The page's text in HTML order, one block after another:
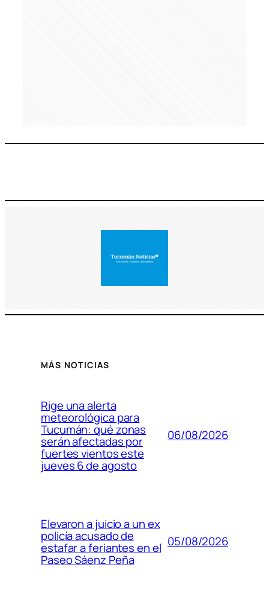
MÁS NOTICIAS
Rige una alerta
meteorológica para
Tucumán: qué zonas
serán afectadas por
fuertes vientos este
jueves 6 de agosto
06/08/2026
Elevaron a juicio a un ex
policía acusado de
estafar a feriantes en el
Paseo Sáenz Peña
05/08/2026